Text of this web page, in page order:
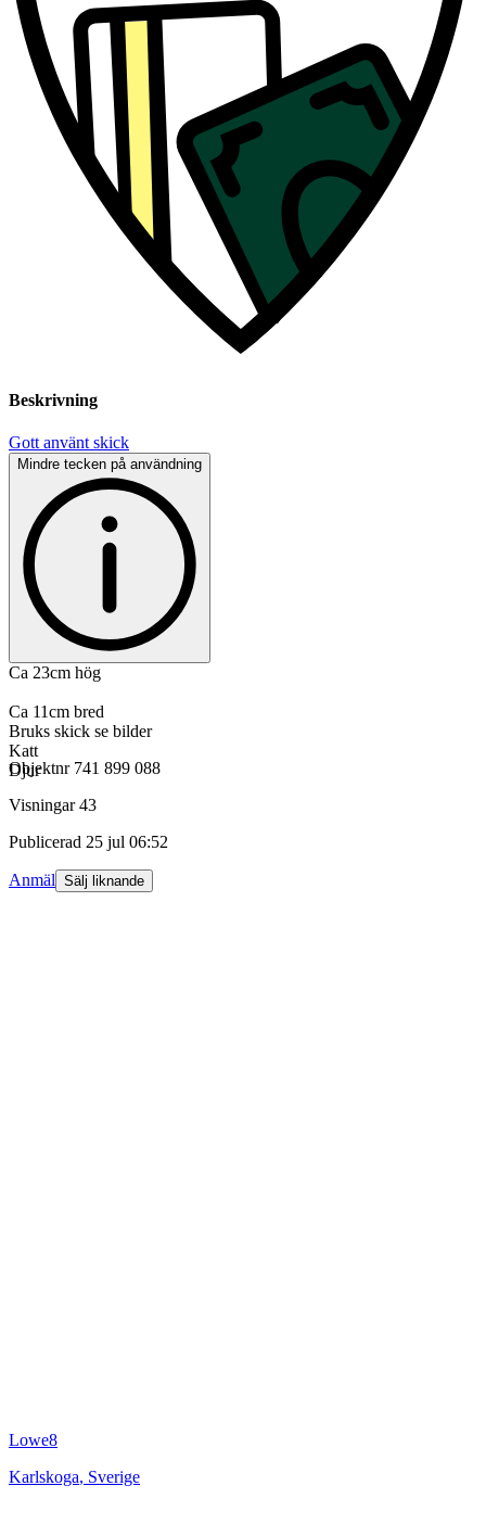
Beskrivning
Gott använt skick
Mindre tecken på användning
Ca 23cm hög
Ca 11cm bred
Bruks skick se bilder
Katt
Djur
Objektnr 741 899 088
Visningar 43
Publicerad 25 jul 06:52
Anmäl Sälj liknande
Lowe8
Karlskoga, Sverige